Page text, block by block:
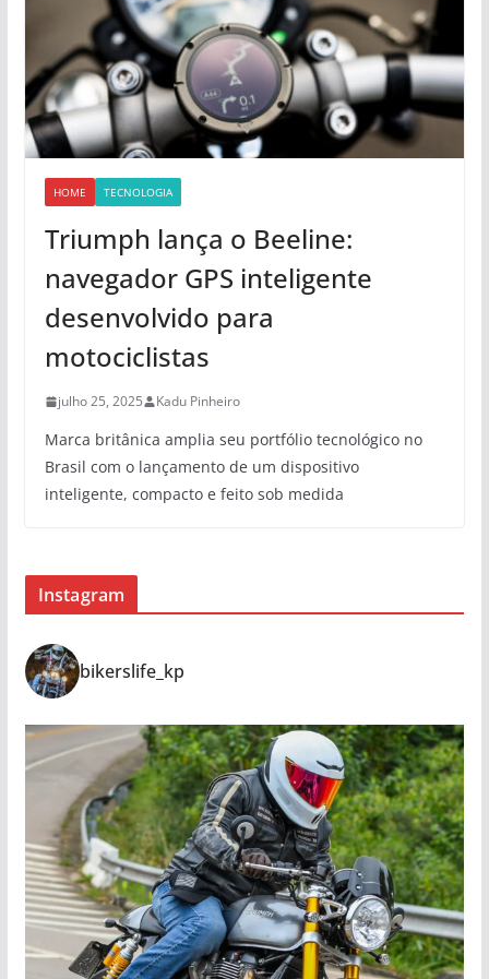
HOME TECNOLOGIA
Triumph lança o Beeline:
navegador GPS inteligente
desenvolvido para
motociclistas
julho 25, 2025 Kadu Pinheiro
Marca britânica amplia seu portfólio tecnológico no
Brasil com o lançamento de um dispositivo
inteligente, compacto e feito sob medida
Instagram
bikerslife_kp